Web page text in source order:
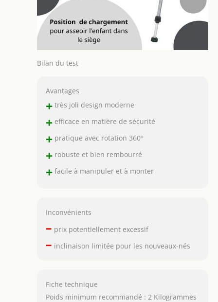
Bilan du test
Avantages
+très joli design moderne
+efficace en matière de sécurité
+pratique avec rotation 360º
+robuste et bien rembourré
+facile à manipuler et à monter
Inconvénients
– prix potentiellement excessif
– inclinaison limitée pour les nouveaux-nés
Fiche technique
Poids minimum recommandé : 2 Kilogrammes